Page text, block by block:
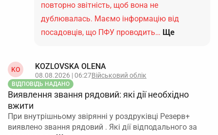
повторно звітність, щоб вона не
дублювалась. Маємо інформацію від
посадовців, що ПФУ проводить… Ще
KO KOZLOVSKA OLENA
08.08.2026 | 06:27Військовий облік
ВІДПОВІДЬ НАДАНО
Виявлення звання рядовий: які дії необхідно
вжити
При внутрішньому звірянні у роздруківці Резерв+
виявлено звання рядовий . Які дії відподального за